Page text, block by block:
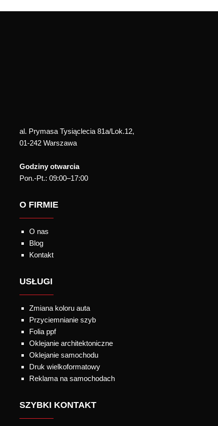
al. Prymasa Tysiąclecia 81a/Lok.12,
01-242 Warszawa
Godziny otwarcia
Pon.-Pt.: 09:00–17:00
O FIRMIE
O nas
Blog
Kontakt
USŁUGI
Zmiana koloru auta
Przyciemnianie szyb
Folia ppf
Oklejanie architektoniczne
Oklejanie samochodu
Druk wielkoformatowy
Reklama na samochodach
SZYBKI KONTAKT